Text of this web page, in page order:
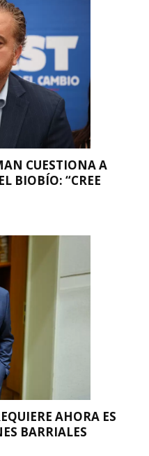
CUESTIONA A
BIOBÍO: “CREE
AHORA ES
BARRIALES